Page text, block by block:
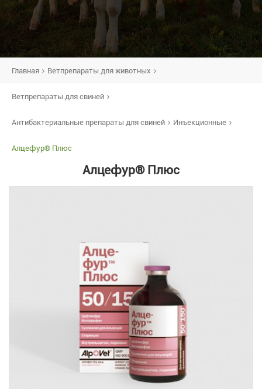
Главная Ветпрепараты для животных
Ветпрепараты для свиней
Антибактериальные препараты для свиней Инъекционные
Алцефур® Плюс
Алцефур® Плюс